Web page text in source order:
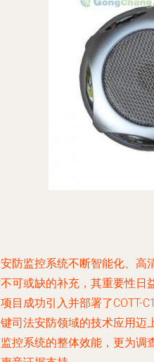
防监控系统不断智能化、高
可或缺的补充，其重要性日
目成功引入并部署了COTT-
司法安防领域的技术应用迈
控系统的整体效能，更为调